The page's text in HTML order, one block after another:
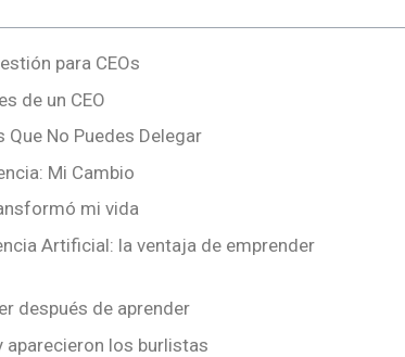
para CEOs
de un CEO
Que No Puedes Delegar
Mi Cambio
mi vida
Artificial: la ventaja de emprender
después de aprender
aparecieron los burlistas